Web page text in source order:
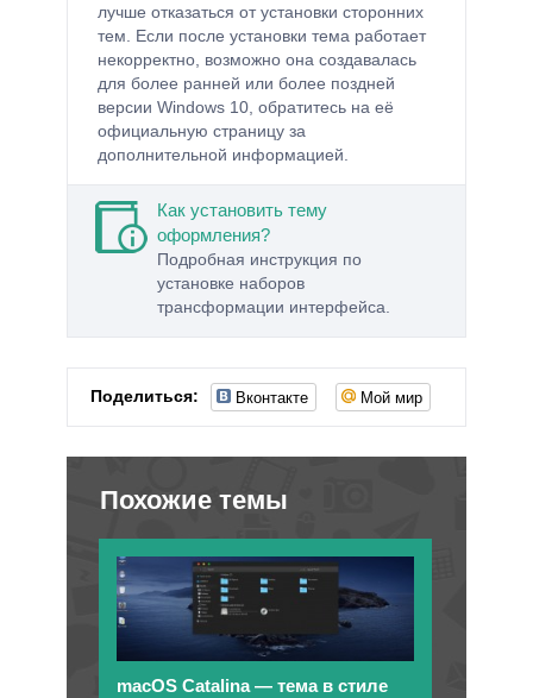
лучше отказаться от установки сторонних
тем. Если после установки тема работает
некорректно, возможно она создавалась
для более ранней или более поздней
версии Windows 10, обратитесь на её
официальную страницу за
дополнительной информацией.
Как установить тему
оформления?
Подробная инструкция по
установке наборов
трансформации интерфейса.
Поделиться: Вконтакте Мой мир
Похожие темы
macOS Catalina — тема в стиле